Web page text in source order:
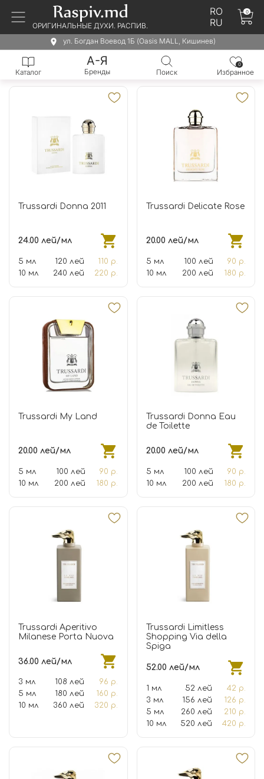
ОРИГИНАЛЬНЫЕ ДУХИ. РАСПИВ.
RO
RU
0
ул. Богдан Воевод 1Б (Oasis MALL, Кишинев)
Каталог
А-Я
Бренды Поиск
0
Избранное
Trussardi Donna 2011
24.00 лей/мл
5 мл 120 лей
110 р.
10 мл
240 лей 220 р.
Trussardi Delicate Rose
20.00 лей/мл
5 мл 100 лей
90 р.
10 мл
200 лей 180 р.
Trussardi My Land
20.00 лей/мл
5 мл 100 лей
90 р.
10 мл
200 лей 180 р.
Trussardi Donna Eau
de Toilette
20.00 лей/мл
5 мл 100 лей
90 р.
10 мл
200 лей 180 р.
Trussardi Aperitivo
Milanese Porta Nuova
36.00 лей/мл
3 мл 108 лей
96 р.
5 мл
180 лей
160 р.
10 мл
360 лей 320 р.
Trussardi Limitless
Shopping Via della
Spiga
52.00 лей/мл
1 мл 52 лей
42 р.
3 мл
156 лей
126 р.
5 мл
260 лей
210 р.
10 мл
520 лей 420 р.